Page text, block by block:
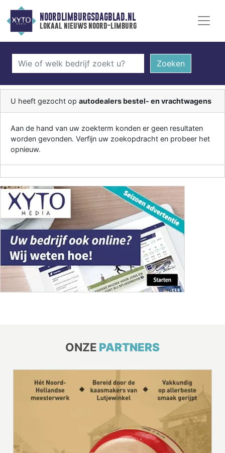
NOORDLIMBURGSDAGBLAD.NL
lokaal nieuws noord-limburg
Zoeken
U heeft gezocht op autodealers bestel- en vrachtwagens
Aan de hand van uw zoekterm konden er geen resultaten
worden gevonden. Verfijn uw zoekopdracht en probeer het
opnieuw.
ONZE PARTNERS